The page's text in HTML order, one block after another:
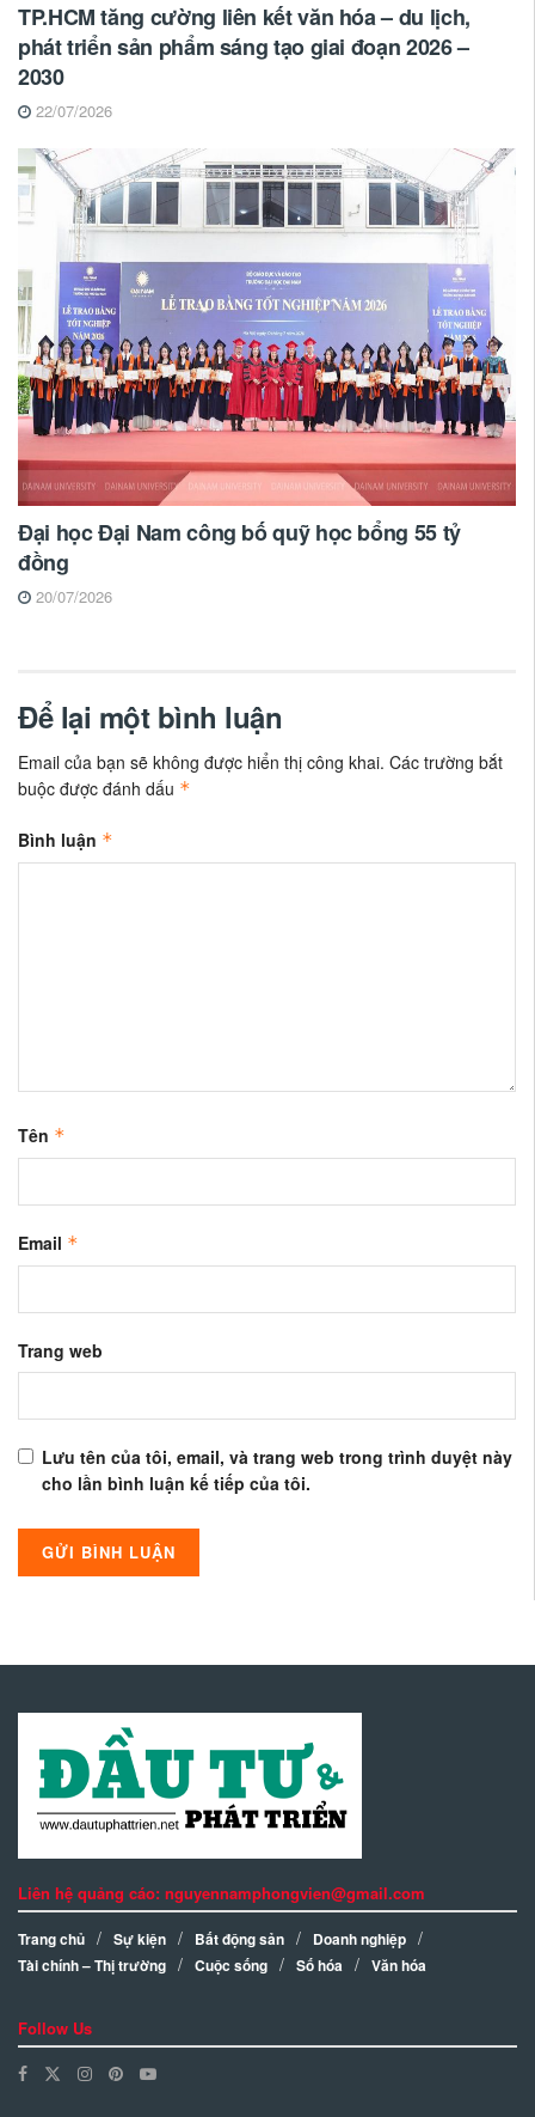
TP.HCM tăng cường liên kết văn hóa – du lịch,
phát triển sản phẩm sáng tạo giai đoạn 2026 –
2030
22/07/2026
Đại học Đại Nam công bố quỹ học bổng 55 tỷ
đồng
20/07/2026
Để lại một bình luận
Email của bạn sẽ không được hiển thị công khai. Các trường bắt
buộc được đánh dấu *
Bình luận *
Tên *
Email *
Trang web
Lưu tên của tôi, email, và trang web trong trình duyệt này
cho lần bình luận kế tiếp của tôi.
Liên hệ quảng cáo: nguyennamphongvien@gmail.com
Trang chủ Sự kiện Bất động sản
Doanh nghiệp
Tài chính – Thị trường
Cuộc sống Số hóa Văn hóa
Follow Us